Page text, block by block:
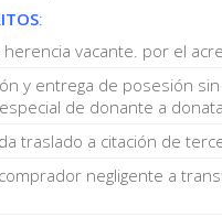
:
vacante. por el
y entrega de posesión
de donante a
traslado a citación de
negligente a